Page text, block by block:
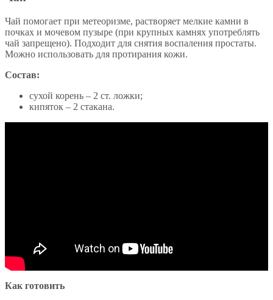
Чай помогает при метеоризме, растворяет мелкие камни в
почках и мочевом пузыре (при крупных камнях употреблять
чай запрещено). Подходит для снятия воспаления простаты.
Можно использовать для протирания кожи.
Состав:
сухой корень – 2 ст. ложки;
кипяток – 2 стакана.
Как готовить